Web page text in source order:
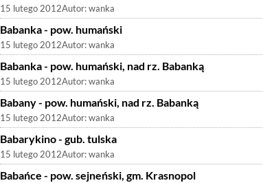
15 lutego 2012Autor:wanka
Babanka - pow. humański
15 lutego 2012Autor:wanka
Babanka - pow. humański, nad rz. Babanką
15 lutego 2012Autor:wanka
Babany - pow. humański, nad rz. Babanką
15 lutego 2012Autor:wanka
Babarykino - gub. tulska
15 lutego 2012Autor:wanka
Babańce - pow. sejneński, gm. Krasnopol